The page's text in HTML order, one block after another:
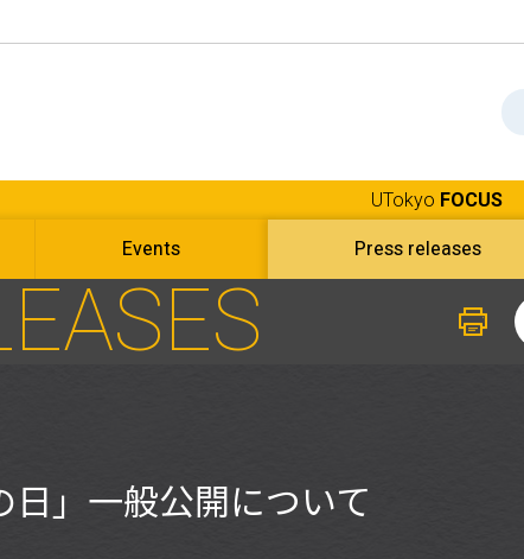
UTokyo FOCUS
Events Press releases
」一般公開について